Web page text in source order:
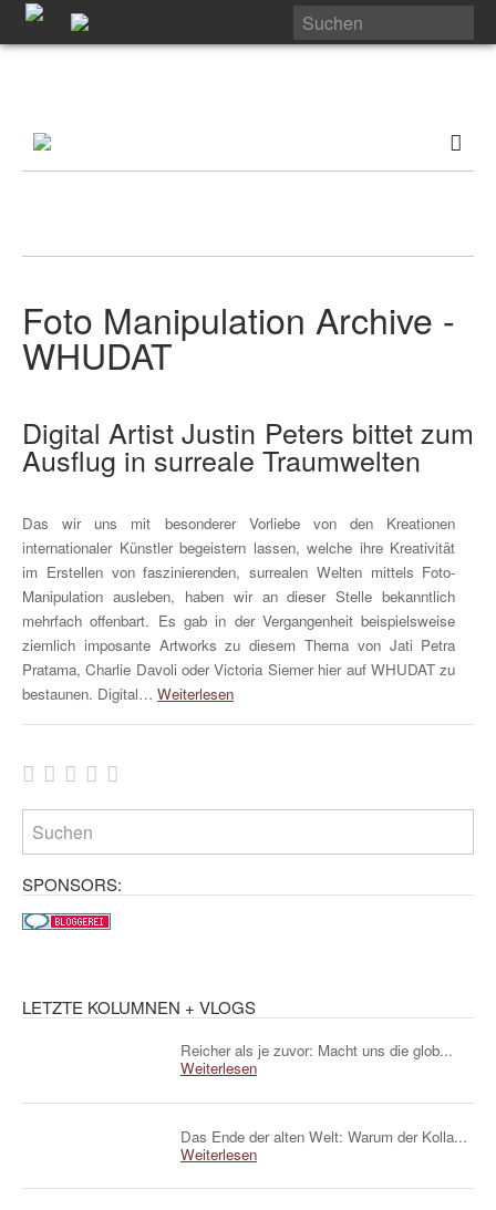
Foto Manipulation Archive -
WHUDAT
Digital Artist Justin Peters bittet zum
Ausflug in surreale Traumwelten
Das wir uns mit besonderer Vorliebe von den Kreationen
internationaler Künstler begeistern lassen, welche ihre Kreativität
im Erstellen von faszinierenden, surrealen Welten mittels Foto-
Manipulation ausleben, haben wir an dieser Stelle bekanntlich
mehrfach offenbart. Es gab in der Vergangenheit beispielsweise
ziemlich imposante Artworks zu diesem Thema von Jati Petra
Pratama, Charlie Davoli oder Victoria Siemer hier auf WHUDAT zu
bestaunen. Digital… Weiterlesen
SPONSORS:
LETZTE KOLUMNEN + VLOGS
Reicher als je zuvor: Macht uns die glob...
Weiterlesen
Das Ende der alten Welt: Warum der Kolla...
Weiterlesen